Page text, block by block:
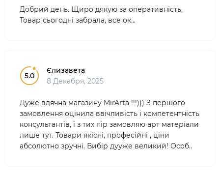
Добрий день. Щиро дякую за оперативність.
Товар сьогодні забрала, все ок...
5.0
Єлизавета
8 Декабря, 2025
Дуже вдячна магазину MirArta !!!))) З першого
замовлення оцінила ввічливість і компетентність
консультантів, і з тих пір замовляю арт матеріали
лише тут. Товари якісні, професійні , ціни
абсолютно зручні. Вибір дууже великий! Особ..